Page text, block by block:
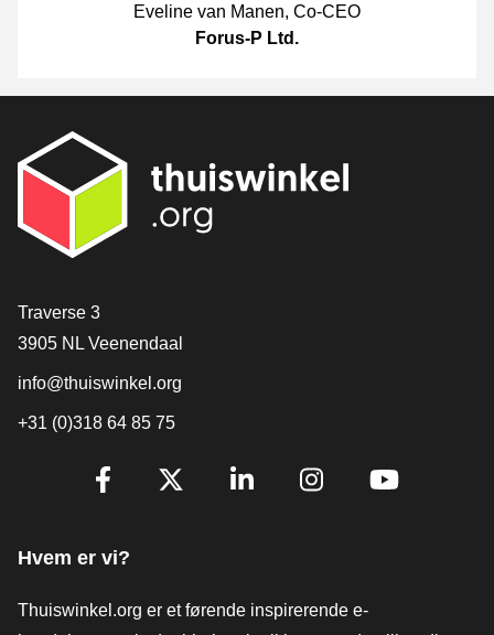
Eveline van Manen, Co-CEO
Forus-P Ltd.
[_General:Contact]
Traverse 3
3905 NL Veenendaal
info@thuiswinkel.org
+31 (0)318 64 85 75
[_General:SocialMediaTitle]
Hvem er vi?
Thuiswinkel.org er et førende inspirerende e-